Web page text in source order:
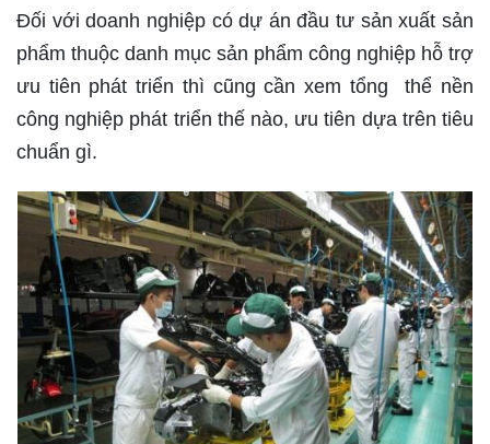
Đối với doanh nghiệp có dự án đầu tư sản xuất sản
phẩm thuộc danh mục sản phẩm công nghiệp hỗ trợ
ưu tiên phát triển thì cũng cần xem tổng thể nền
công nghiệp phát triển thế nào, ưu tiên dựa trên tiêu
chuẩn gì.